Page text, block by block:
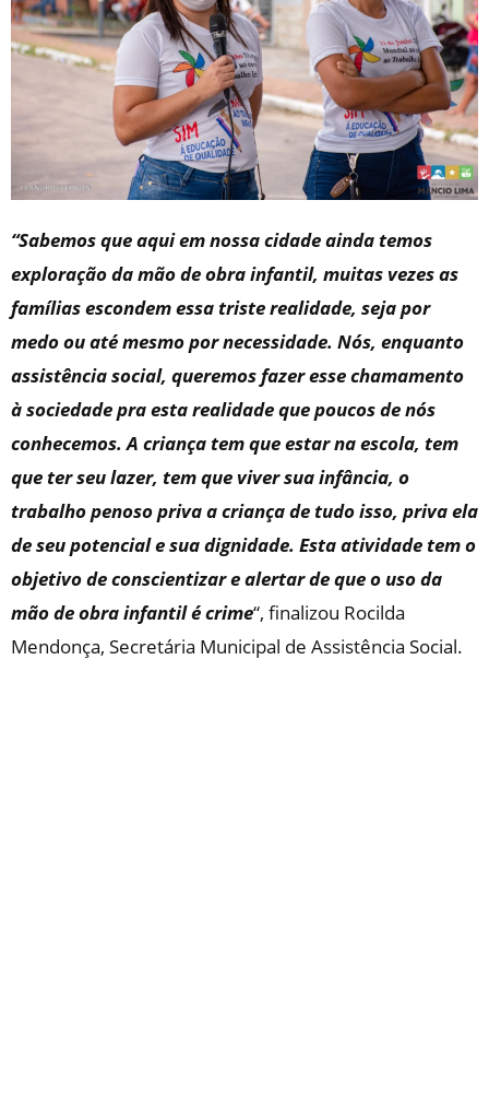
“Sabemos que aqui em nossa cidade ainda temos
exploração da mão de obra infantil, muitas vezes as
famílias escondem essa triste realidade, seja por
medo ou até mesmo por necessidade. Nós, enquanto
assistência social, queremos fazer esse chamamento
à sociedade pra esta realidade que poucos de nós
conhecemos. A criança tem que estar na escola, tem
que ter seu lazer, tem que viver sua infância, o
trabalho penoso priva a criança de tudo isso, priva ela
de seu potencial e sua dignidade. Esta atividade tem o
objetivo de conscientizar e alertar de que o uso da
mão de obra infantil é crime“, finalizou Rocilda
Mendonça, Secretária Municipal de Assistência Social.